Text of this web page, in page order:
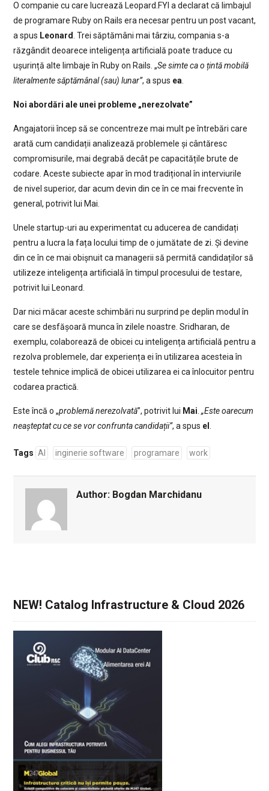
O companie cu care lucrează Leopard.FYI a declarat că limbajul
de programare Ruby on Rails era necesar pentru un post vacant,
a spus Leonard . Trei săptămâni mai târziu, compania s-a
răzgândit deoarece inteligența artificială poate traduce cu
ușurință alte limbaje în Ruby on Rails. „Se simte ca o țintă mobilă
literalmente săptămânal (sau) lunar”, a spus ea
Noi abordări ale unei probleme „nerezolvate”
Angajatorii încep să se concentreze mai mult pe întrebări care
arată cum candidații analizează problemele și cântăresc
compromisurile, mai degrabă decât pe capacitățile brute de
codare. Aceste subiecte apar în mod tradițional în interviurile
de nivel superior, dar acum devin din ce în ce mai frecvente în
general, potrivit lui Mai.
Unele startup-uri au experimentat cu aducerea de candidați
pentru a lucra la fața locului timp de o jumătate de zi. Și devine
din ce în ce mai obișnuit ca managerii să permită candidaților să
utilizeze inteligența artificială în timpul procesului de testare,
potrivit lui Leonard.
Dar nici măcar aceste schimbări nu surprind pe deplin modul în
care se desfășoară munca în zilele noastre. Sridharan, de
exemplu, colaborează de obicei cu inteligența artificială pentru a
rezolva problemele, dar experiența ei în utilizarea acesteia în
testele tehnice implică de obicei utilizarea ei ca înlocuitor pentru
codarea practică.
Este încă o „problemă nerezolvată”, potrivit lui Mai „Este oarecum
neașteptat cu ce se vor confrunta candidații”, a spus el
Tags AI inginerie software programare work
Author: Bogdan Marchidanu
NEW! Catalog Infrastructure & Cloud 2026